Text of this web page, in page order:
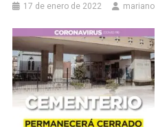
17 de enero de 2022 mariano